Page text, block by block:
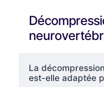
La
est-elle adaptée